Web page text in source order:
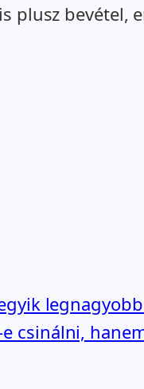
plusz bevétel,
csinálni,